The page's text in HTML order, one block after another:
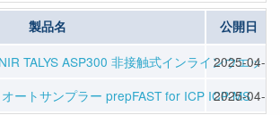
製品名 公開日
TALYS ASP300 非接触式インラインウエッ
2025-04-08
ートサンプラー prepFAST for ICP ICP-MS
2025-04-08